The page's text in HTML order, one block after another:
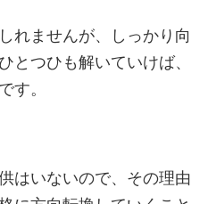
れませんが、しっかり向
とつひも解いていけば、
す。
はいないので、その理由